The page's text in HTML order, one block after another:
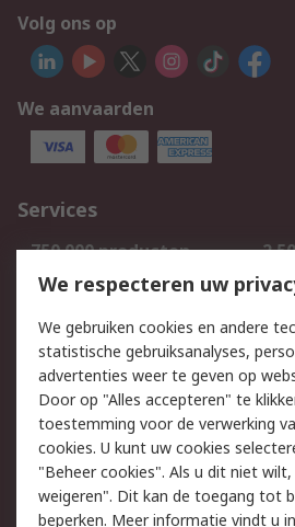
Volg ons op
We aanvaarden
Services
750.000 producten
Bestellen
Track & Trace
Wettelijk
Cookiebeleid
Privacybeleid
Algemene
We respecteren uw
We gebruiken cookies en andere
statistische gebruiksanalyses,
advertenties weer te geven op
Door op "Alles accepteren" te
toestemming voor de verwerking
cookies. U kunt uw cookies
"Beheer cookies". Als u dit niet
weigeren". Dit kan de toegang tot
beperken. Meer informatie vindt u in